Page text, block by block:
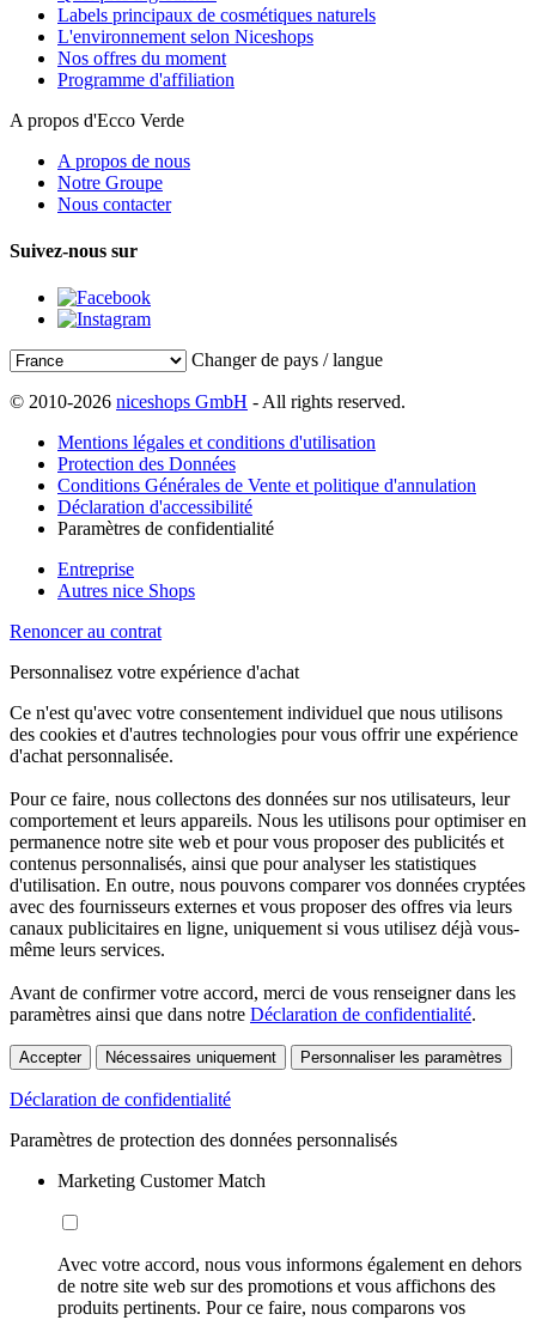
Labels principaux de cosmétiques naturels
L'environnement selon Niceshops
Nos offres du moment
Programme d'affiliation
A propos d'Ecco Verde
A propos de nous
Notre Groupe
Nous contacter
Suivez-nous sur
Changer de pays / langue
© 2010-2026 niceshops GmbH - All rights reserved.
Mentions légales et conditions d'utilisation
Protection des Données
Conditions Générales de Vente et politique d'annulation
Déclaration d'accessibilité
Paramètres de confidentialité
Entreprise
Autres nice Shops
Renoncer au contrat
Personnalisez votre expérience d'achat
Ce n'est qu'avec votre consentement individuel que nous utilisons
des cookies et d'autres technologies pour vous offrir une expérience
d'achat personnalisée.
Pour ce faire, nous collectons des données sur nos utilisateurs, leur
comportement et leurs appareils. Nous les utilisons pour optimiser en
permanence notre site web et pour vous proposer des publicités et
contenus personnalisés, ainsi que pour analyser les statistiques
d'utilisation. En outre, nous pouvons comparer vos données cryptées
avec des fournisseurs externes et vous proposer des offres via leurs
canaux publicitaires en ligne, uniquement si vous utilisez déjà vous-
même leurs services.
Avant de confirmer votre accord, merci de vous renseigner dans les
paramètres ainsi que dans notre Déclaration de confidentialité.
Accepter Nécessaires uniquement Personnaliser les paramètres
Déclaration de confidentialité
Paramètres de protection des données personnalisés
Marketing Customer Match
Avec votre accord, nous vous informons également en dehors
de notre site web sur des promotions et vous affichons des
produits pertinents. Pour ce faire, nous comparons vos